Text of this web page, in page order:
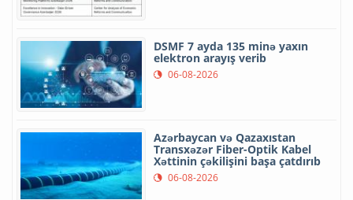
DSMF 7 ayda 135 minə yaxın
elektron arayış verib
06-08-2026
Azərbaycan və Qazaxıstan
Transxəzər Fiber-Optik Kabel
Xəttinin çəkilişini başa çatdırıb
06-08-2026